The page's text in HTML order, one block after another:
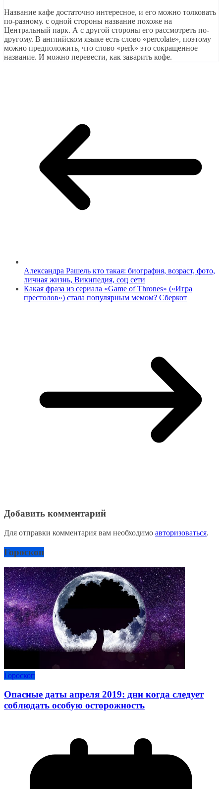
Название кафе достаточно интересное, и его можно толковать
по-разному. с одной стороны название похоже на
Центральный парк. А с другой стороны его рассмотреть по-
другому. В английском языке есть слово «percolate», поэтому
можно предположить, что слово «perk» это сокращенное
название. И можно перевести, как заварить кофе.
Александра Рашель кто такая: биография, возраст, фото,
личная жизнь, Википедия, соц сети
Какая фраза из сериала «Game of Thrones» («Игра
престолов») стала популярным мемом? Сберкот
Добавить комментарий
Для отправки комментария вам необходимо авторизоваться.
Гороскоп
Гороскоп
Опасные даты апреля 2019: дни когда следует
соблюдать особую осторожность